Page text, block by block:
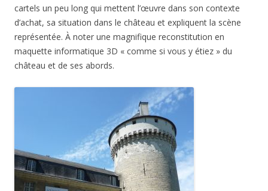
cartels un peu long qui mettent l’œuvre dans son contexte
d’achat, sa situation dans le château et expliquent la scène
représentée. À noter une magnifique reconstitution en
maquette informatique 3D « comme si vous y étiez » du
château et de ses abords.